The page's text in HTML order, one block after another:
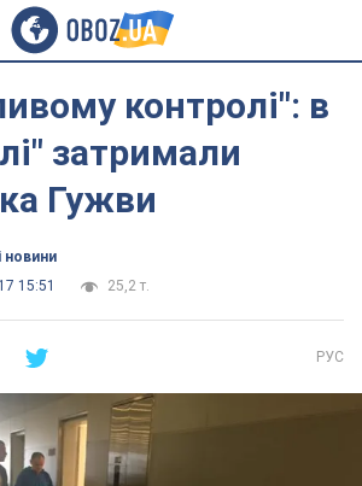
контролі": в
затримали
Гужви
новини
15:51
25,2 т.
РУС